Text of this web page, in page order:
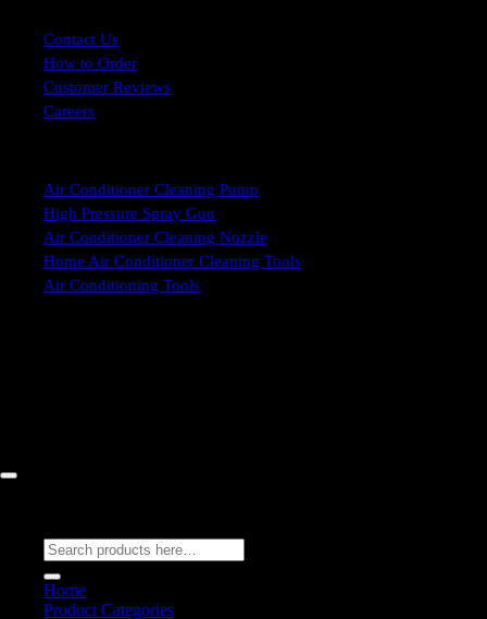
Contact Us
How to Order
Customer Reviews
Careers
Air Conditioner Cleaning Pump
High Pressure Spray Gun
Air Conditioner Cleaning Nozzle
Home Air Conditioner Cleaning Tools
Air Conditioning Tools
Home
Product Categories